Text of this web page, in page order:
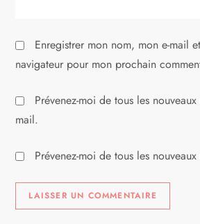
Enregistrer mon nom, mon e-mail
navigateur pour mon prochain
Prévenez-moi de tous les
mail.
Prévenez-moi de tous les